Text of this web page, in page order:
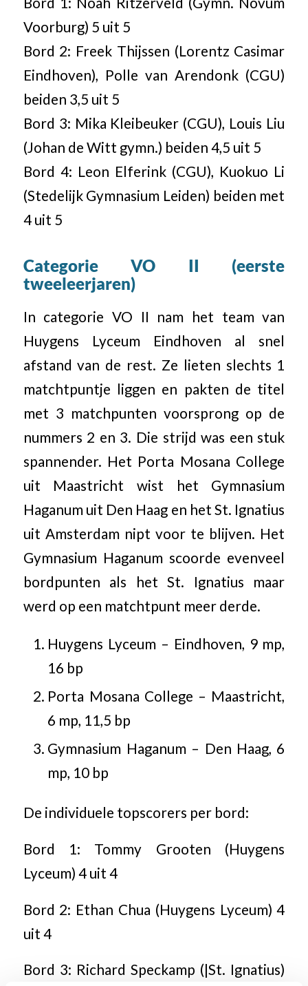
Voorburg) 5 uit 5
Bord 2: Freek Thijssen (Lorentz Casimar
Eindhoven), Polle van Arendonk (CGU)
beiden 3,5 uit 5
Bord 3: Mika Kleibeuker (CGU), Louis Liu
(Johan de Witt gymn.) beiden 4,5 uit 5
Bord 4: Leon Elferink (CGU), Kuokuo Li
(Stedelijk Gymnasium Leiden) beiden met
4 uit 5
Categorie VO II (eerste
tweeleerjaren)
In categorie VO II nam het team van
Huygens Lyceum Eindhoven al snel
afstand van de rest. Ze lieten slechts 1
matchtpuntje liggen en pakten de titel
met 3 matchpunten voorsprong op de
nummers 2 en 3. Die strijd was een stuk
spannender. Het Porta Mosana College
uit Maastricht wist het Gymnasium
Haganum uit Den Haag en het St. Ignatius
uit Amsterdam nipt voor te blijven. Het
Gymnasium Haganum scoorde evenveel
bordpunten als het St. Ignatius maar
werd op een matchtpunt meer derde.
Huygens Lyceum – Eindhoven, 9 mp,
16 bp
Porta Mosana College – Maastricht,
6 mp, 11,5 bp
Gymnasium Haganum – Den Haag, 6
mp, 10 bp
De individuele topscorers per bord:
Bord 1: Tommy Grooten (Huygens
Lyceum) 4 uit 4
Bord 2: Ethan Chua (Huygens Lyceum) 4
uit 4
Bord 3: Richard Speckamp (|St. Ignatius)